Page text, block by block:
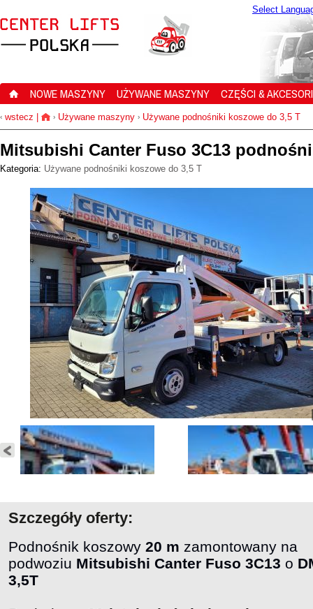
Select
NOWE MASZYNY UŻYWANE MASZYNY CZĘŚCI &
‹ wstecz › Używane maszyny › Używane podnośniki koszowe do 3,5 T
Mitsubishi Canter Fuso 3C13
Kategoria: Używane podnośniki koszowe do 3,5 T
Szczegóły oferty:
Podnośnik koszowy 20 m zamontowany na
podwoziu Mitsubishi Canter Fuso 3C13 o
3,5T